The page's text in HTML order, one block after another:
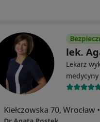
lek.
Lekarz
Kiełczowska 70, Wrocław •